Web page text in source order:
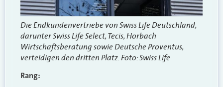
Die Endkundenvertriebe von Swiss Life Deutschland,
darunter Swiss Life Select, Tecis, Horbach
Wirtschaftsberatung sowie Deutsche Proventus,
verteidigen den dritten Platz. Foto: Swiss Life
Rang: